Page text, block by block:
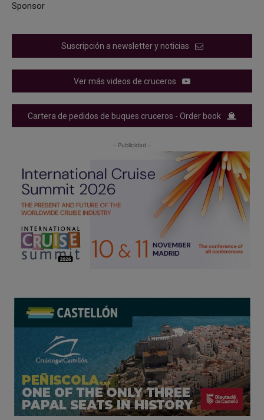
Sponsor
Suscripción a newsletter y noticias
Ver más videos de cruceros
Cartera de pedidos de buques cruceros - Order book
- Publicidad -